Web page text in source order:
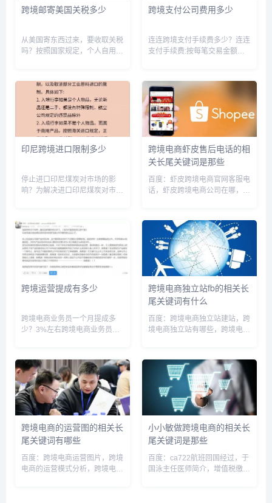
跨境邮寄美国关税多少
从美国寄东西过来，要收取关税
吗？按照国家规定，个人自用物
关税。合理自用物品的意思是：
物品的数量和价格应该在个人使
用的合理范围内。该政策针对不
同地区...
跨境支付公司费用多少
连连跨境支付手续费多少？连连
支付手续费:按每笔交易金额的
手续费，最低2元，最高50元。
连连支付拥有中国人民颁发的
《支付业务许可证》、中国人...
印尼跨境进口限制多少
停止进口印尼煤炭对市场的影
响？为解决进口印尼煤炭对市场
工，提升产能和质量；另一方
面，鼓励开拓非常规能源，如天
然气、太阳能等多元化供应来
源。同时加强...
跨境电商虾皮售后电话的相
关长尾关键词是那些
百度：虾皮跨境电商官网客服电
话，虾皮跨境电商公司在哪，虾
境店铺，虾皮跨境电商卖家
app，虾皮客服电话，虾皮官方
电话，虾皮跨境电商总公司，虾
皮跨境...
跨境运营提成有多少
跨境电商业务员一个月提成多
少？3%左右跨境电商业务员提
右。但是，现在好多电商运营工
资不是按提成发放的。按提成发
放运营工资弊端也是很大的。我
身边好多...
跨境电商独立站fb的相关长
尾关键词有什么
百度：跨境电商独立站建站，跨
境电商独立站有哪些，跨境电商
电商独立站选品，跨境电商独立
站赚钱，跨境电商独立站与第三
方的区别，跨境电商独立站优
势，跨...
跨境电商的运营图的相关长
尾关键词有哪些
百度：跨境电商运营图片，跨境
电商的运营模式分析，跨境电商
小小敏做跨境电商的相关长
尾关键词是那些
百度：ca722航班回国经过，于
国泳主任医师简介，增值税缴纳